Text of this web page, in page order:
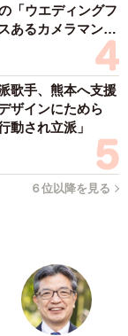
うか。
縮図のようでリ
ねとか、女の嫉
ゃない、タワ
育虐待だという
と言う方もい
な作品なのだな
あれば教えてく
「ウエディングフ
あるカメラマン求
歌手、熊本へ支援
ザインにためら
され立派」
６位以降を見る